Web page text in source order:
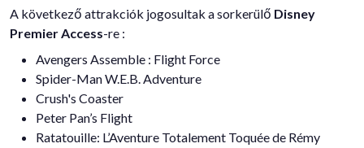
A következő attrakciók jogosultak a sorkerülő Disney
Premier Access-re :
Avengers Assemble : Flight Force
Spider-Man W.E.B. Adventure
Crush's Coaster
Peter Pan’s Flight
Ratatouille: L’Aventure Totalement Toquée de Rémy